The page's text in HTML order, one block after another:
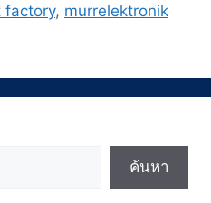
factory, murrelektronik
ค้นหา